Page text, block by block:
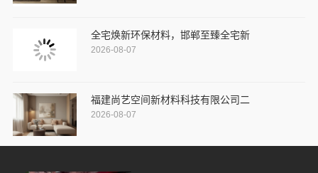
全宅焕新环保材料，邯郸至臻全宅新
2026-08-07
福建尚艺空间新材料科技有限公司二
2026-08-07